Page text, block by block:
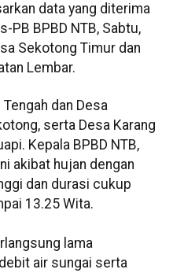
data yang diterima
PB BPBD NTB, Sabtu,
Sekotong Timur dan
Lembar.
dan Desa
serta Desa Karang
Kepala BPBD NTB,
akibat hujan dengan
dan durasi cukup
13.25 Wita.
lama
air sungai serta